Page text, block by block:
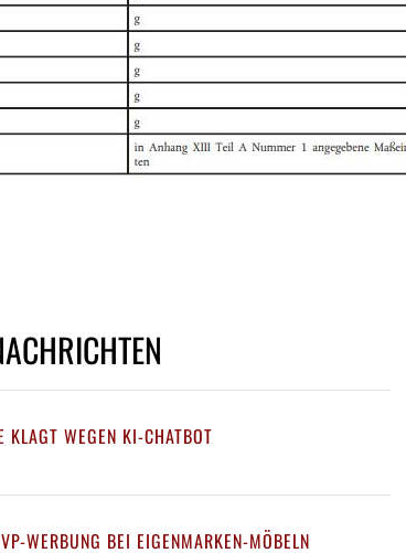
KLAGT WEGEN KI-CHATBOT
WERBUNG BEI EIGENMARKEN-MÖBELN